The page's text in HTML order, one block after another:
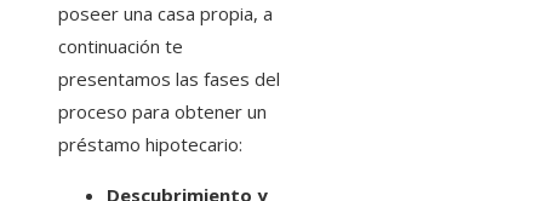
poseer una casa propia, a
continuación te
presentamos las fases del
proceso para obtener un
préstamo hipotecario:
Descubrimiento y